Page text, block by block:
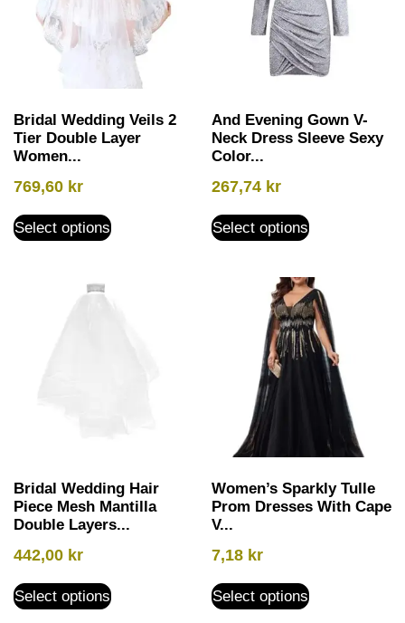
Bridal Wedding Veils 2
Tier Double Layer
Women...
769,60 kr
Select options
And Evening Gown V-
Neck Dress Sleeve Sexy
Color...
267,74 kr
Select options
Bridal Wedding Hair
Piece Mesh Mantilla
Double Layers...
442,00 kr
Select options
Women’s Sparkly Tulle
Prom Dresses With Cape
V...
7,18 kr
Select options